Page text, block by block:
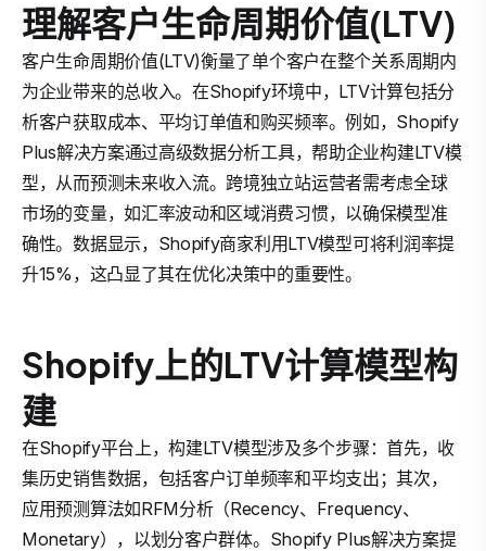
理解客户生命周期价值(LTV)
客户生命周期价值(LTV)衡量了单个客户在整个关系周期内
为企业带来的总收入。在Shopify环境中，LTV计算包括分
析客户获取成本、平均订单值和购买频率。例如，Shopify
Plus解决方案通过高级数据分析工具，帮助企业构建LTV模
型，从而预测未来收入流。跨境独立站运营者需考虑全球
市场的变量，如汇率波动和区域消费习惯，以确保模型准
确性。数据显示，Shopify商家利用LTV模型可将利润率提
升15%，这凸显了其在优化决策中的重要性。
Shopify上的LTV计算模型构
建
在Shopify平台上，构建LTV模型涉及多个步骤：首先，收
集历史销售数据，包括客户订单频率和平均支出；其次，
应用预测算法如RFM分析（Recency、Frequency、
Monetary），以划分客户群体。Shopify Plus解决方案提